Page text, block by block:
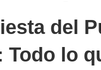
del
Todo lo